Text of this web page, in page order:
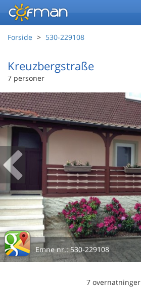
Forside 530-229108
Kreuzbergstraße
- 97657
7 personer
Emne nr.:530-229108
7 overnatninger